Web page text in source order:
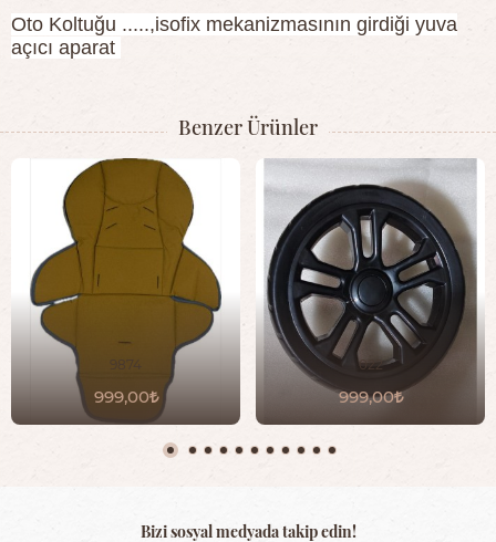
Oto Koltuğu .....,isofix mekanizmasının girdiği yuva
açıcı aparat
Benzer Ürünler
9874
999,00
022
999,00
Bizi sosyal medyada takip edin!